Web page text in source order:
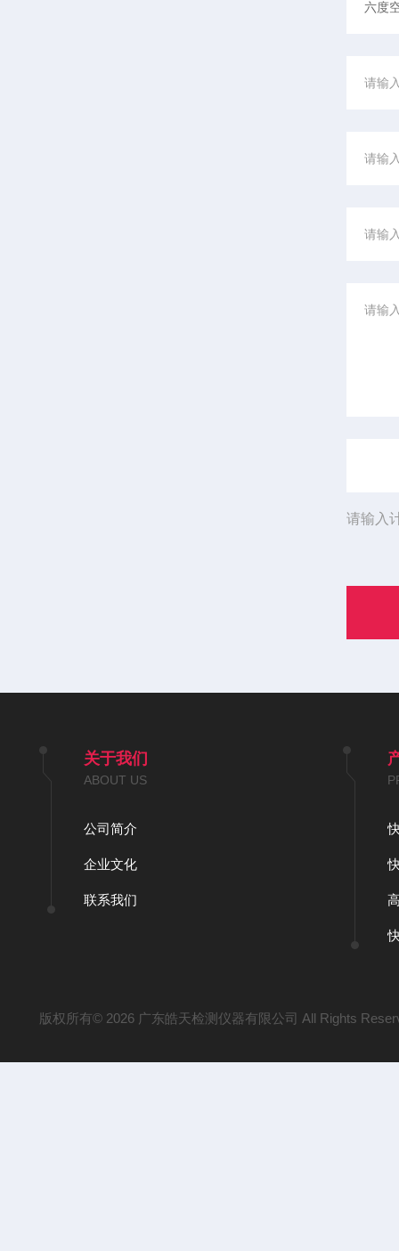
请输入
关于我们
ABOUT US
公司简介
企业文化
联系我们
版权所有© 2026 广东皓天检测仪器有限公司 All Rights